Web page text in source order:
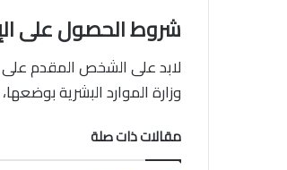
شروط الحصول على
لابد على الشخص المقدم على
وزارة الموارد البشرية
مقالات ذات صلة